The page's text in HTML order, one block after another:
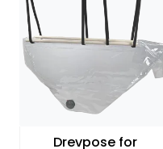
Drevpose for